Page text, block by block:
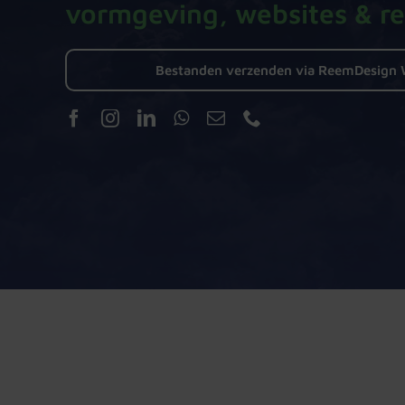
vormgeving, websites &
Bestanden verzenden via ReemDesign